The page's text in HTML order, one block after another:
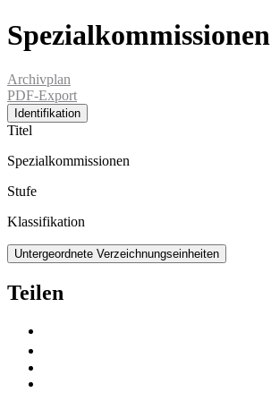
Spezialkommissionen
Archivplan
PDF-Export
Identifikation
Titel
Spezialkommissionen
Stufe
Klassifikation
Untergeordnete Verzeichnungseinheiten
Teilen